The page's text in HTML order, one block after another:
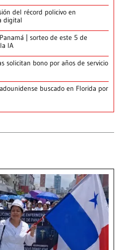
del récord policivo en
digital
| sorteo de este 5 de
IA
solicitan bono por años de servicio
buscado en Florida por